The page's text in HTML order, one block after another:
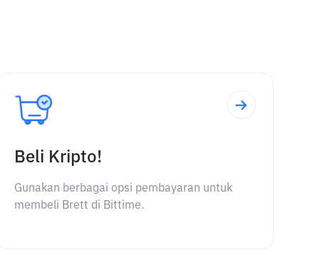
Beli Kripto!
Gunakan berbagai opsi pembayaran untuk
membeli Brett di Bittime.